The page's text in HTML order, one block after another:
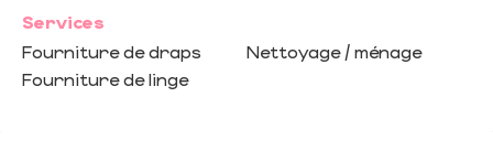
Services
Fourniture de draps
Fourniture de linge
Nettoyage / ménage